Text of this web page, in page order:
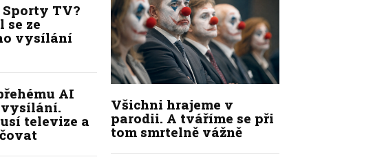
Sporty TV?
se ze
vysílání
AI
vysílání.
televize a
Všichni hrajeme v
parodii. A tváříme se při
tom smrtelně vážně